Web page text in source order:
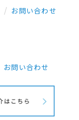
お問い合わせ
お問い合わせ